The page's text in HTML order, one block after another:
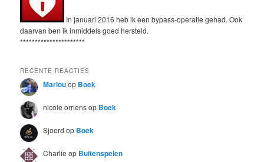
In januari 2016 heb ik een bypass-operatie gehad. Ook
daarvan ben ik inmiddels goed hersteld.
**********************
RECENTE REACTIES
Marlouop Boek
nicole orriensop Boek
Sjoerd op Boek
Charlie op Buitenspelen